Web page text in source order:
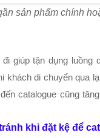
sản phẩm chính
giúp tận dụng luồng
khách di chuyển qua
catalogue cũng
khi đặt kệ để